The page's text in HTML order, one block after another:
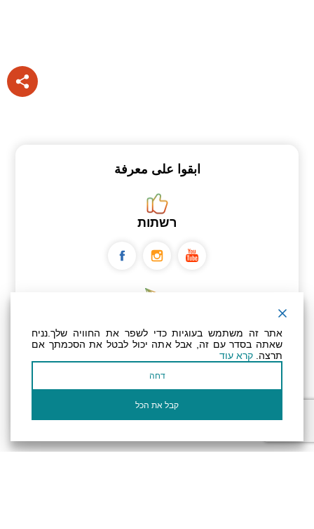
ابقوا على معرفة
רשתות
عنوان بريدك الإلكتروني
أؤكد أنني قرأت وأوافق على سياسةالخصوصية
وسياسة ملفات تعريف الارتباط الخاصة
אתר זה משתמש בעוגיות כדי לשפר את החוויה שלך.נניח
שאתה בסדר עם זה, אבל אתה יכול לבטל את הסכמתך אם
תרצה. קרא עוד
דחה
קבל את הכל